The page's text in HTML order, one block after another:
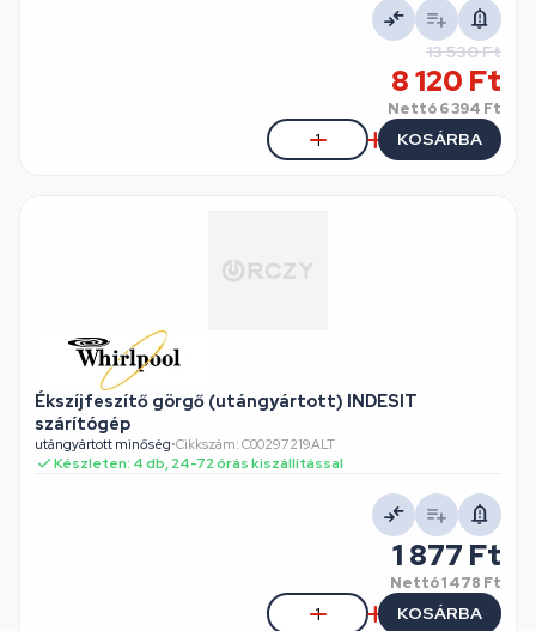
13 530 Ft
8 120 Ft
Nettó6 394 Ft
KOSÁRBA
Ékszíjfeszítő görgő (utángyártott) INDESIT
szárítógép
utángyártott minőség•Cikkszám: C00297219ALT
Készleten: 4 db, 24-72 órás kiszállítással
1 877 Ft
Nettó1 478 Ft
KOSÁRBA